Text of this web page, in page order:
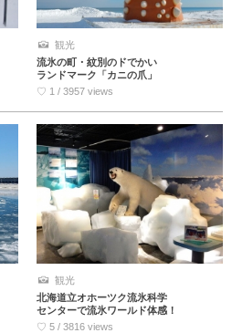
観光
流氷の町・紋別のドでかい
ランドマーク「カニの爪」
♡ 1 / 3957 views
観光
北海道立オホーツク流氷科学
センターで流氷ワールド体感！
♡ 5 / 3816 views